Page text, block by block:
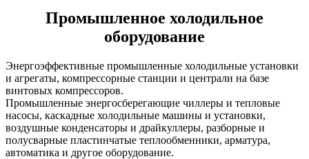
Промышленное холодильное
оборудование
Энергоэффективные промышленные холодильные установки
и агрегаты, компрессорные станции и централи на базе
винтовых компрессоров.
Промышленные энергосберегающие чиллеры и тепловые
насосы, каскадные холодильные машины и установки,
воздушные конденсаторы и драйкуллеры, разборные и
полусварные пластинчатые теплообменники, арматура,
автоматика и другое оборудование.